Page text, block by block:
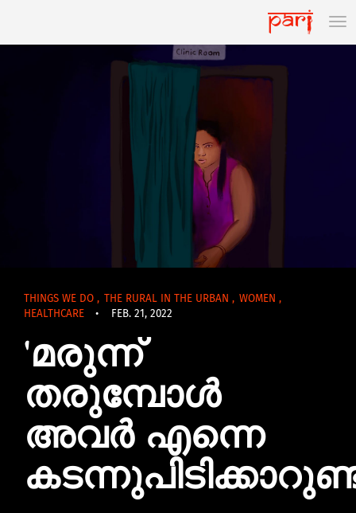
THINGS WE DO , THE RURAL IN THE URBAN , WOMEN ,
HEALTHCARE
• FEB. 21, 2022
'മരുന്ന്
തരുമ്പോൾ
അവർ എന്നെ